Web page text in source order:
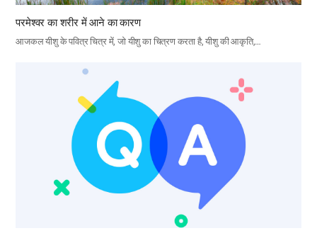
परमेश्वर का शरीर में आने का कारण
आजकल यीशु के पवित्र चित्र में, जो यीशु का चित्रण करता है, यीशु की आकृति,…